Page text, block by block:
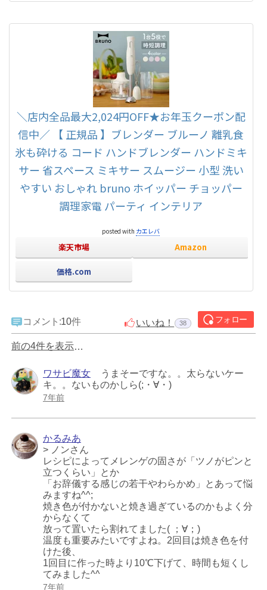
＼店内全品最大2,024円OFF★お年玉クーポン配
信中／ 【 正規品 】ブレンダー ブルーノ 離乳食
氷も砕ける コード ハンドブレンダー ハンドミキ
サー 省スペース ミキサー スムージー 小型 洗い
やすい おしゃれ bruno ホイッパー チョッパー
調理家電 パーティ インテリア
posted with カエレバ
楽天市場 Amazon
価格.com